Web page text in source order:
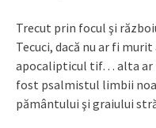
Trecut prin focul şi
Tecuci, dacă nu ar fi
apocalipticul tif… alta ar
fost psalmistul limbii
pământului şi graiului